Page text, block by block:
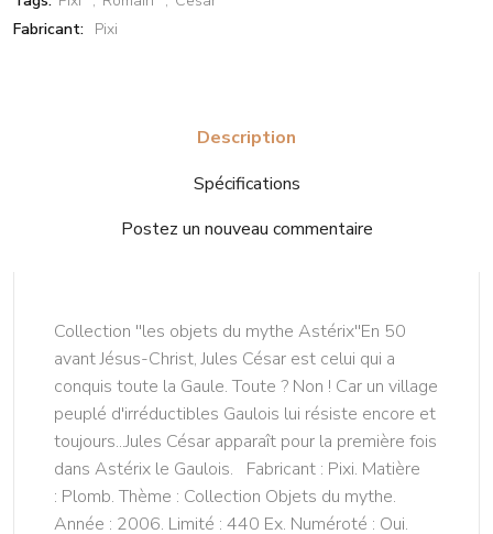
Fabricant: Pixi
Description
Spécifications
Postez un nouveau commentaire
Collection ''les objets du mythe Astérix''En 50
avant Jésus-Christ, Jules César est celui qui a
conquis toute la Gaule. Toute ? Non ! Car un village
peuplé d'irréductibles Gaulois lui résiste encore et
toujours...Jules César apparaît pour la première fois
dans Astérix le Gaulois. Fabricant : Pixi. Matière
: Plomb. Thème : Collection Objets du mythe.
Année : 2006. Limité : 440 Ex. Numéroté : Oui.